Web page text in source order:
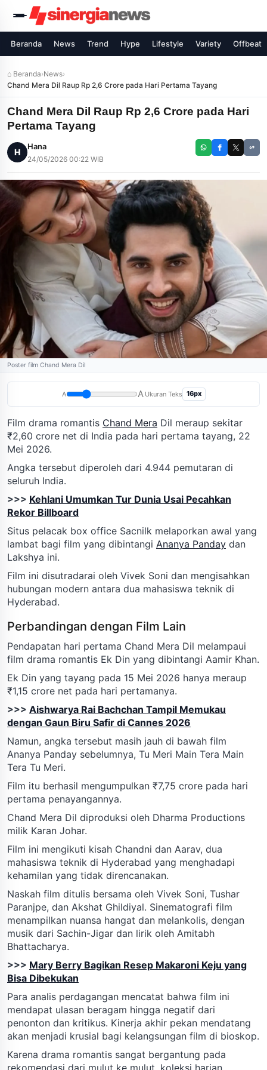
Beranda News Trend Hype Lifestyle Variety Offbeat
⌂ Beranda›News›
Chand Mera Dil Raup Rp 2,6 Crore pada Hari Pertama Tayang
Chand Mera Dil Raup Rp 2,6 Crore pada Hari
Pertama Tayang
H
Hana
24/05/2026 00:22 WIB
Poster film Chand Mera Dil
A A Ukuran Teks 16px
Film drama romantis Chand Mera Dil meraup sekitar
₹2,60 crore net di India pada hari pertama tayang, 22
Mei 2026.
Angka tersebut diperoleh dari 4.944 pemutaran di
seluruh India.
>>> Kehlani Umumkan Tur Dunia Usai Pecahkan
Rekor Billboard
Situs pelacak box office Sacnilk melaporkan awal yang
lambat bagi film yang dibintangi Ananya Panday dan
Lakshya ini.
Film ini disutradarai oleh Vivek Soni dan mengisahkan
hubungan modern antara dua mahasiswa teknik di
Hyderabad.
Perbandingan dengan Film Lain
Pendapatan hari pertama Chand Mera Dil melampaui
film drama romantis Ek Din yang dibintangi Aamir Khan.
Ek Din yang tayang pada 15 Mei 2026 hanya meraup
₹1,15 crore net pada hari pertamanya.
>>> Aishwarya Rai Bachchan Tampil Memukau
dengan Gaun Biru Safir di Cannes 2026
Namun, angka tersebut masih jauh di bawah film
Ananya Panday sebelumnya, Tu Meri Main Tera Main
Tera Tu Meri.
Film itu berhasil mengumpulkan ₹7,75 crore pada hari
pertama penayangannya.
Chand Mera Dil diproduksi oleh Dharma Productions
milik Karan Johar.
Film ini mengikuti kisah Chandni dan Aarav, dua
mahasiswa teknik di Hyderabad yang menghadapi
kehamilan yang tidak direncanakan.
Naskah film ditulis bersama oleh Vivek Soni, Tushar
Paranjpe, dan Akshat Ghildiyal. Sinematografi film
menampilkan nuansa hangat dan melankolis, dengan
musik dari Sachin-Jigar dan lirik oleh Amitabh
Bhattacharya.
>>> Mary Berry Bagikan Resep Makaroni Keju yang
Bisa Dibekukan
Para analis perdagangan mencatat bahwa film ini
mendapat ulasan beragam hingga negatif dari
penonton dan kritikus. Kinerja akhir pekan mendatang
akan menjadi krusial bagi kelangsungan film di bioskop.
Karena drama romantis sangat bergantung pada
rekomendasi dari mulut ke mulut, koleksi harian